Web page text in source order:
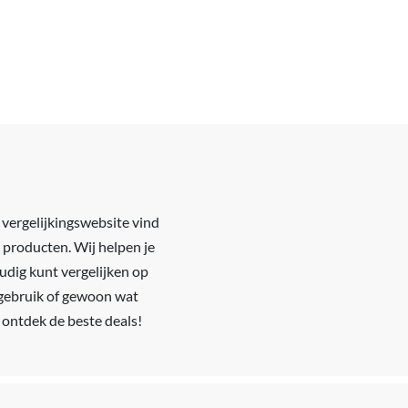
vergelijkingswebsite vind
Wij helpen je
kunt vergelijken op
of gewoon wat
de beste deals!